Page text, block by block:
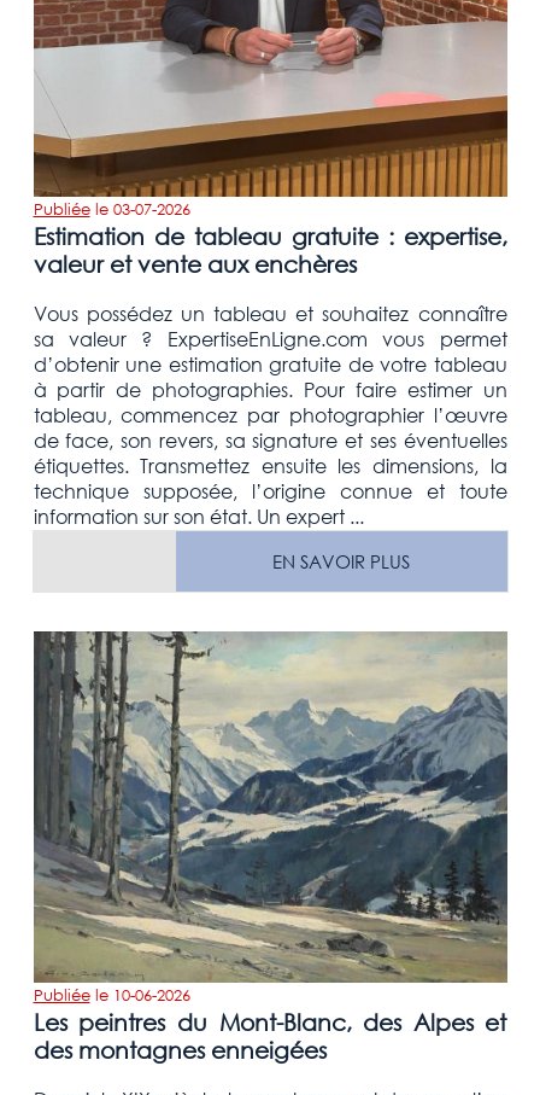
Publiéele 03-07-2026
Estimation de tableau gratuite : expertise,
valeur et vente aux enchères
Vous possédez un tableau et souhaitez connaître
sa valeur ? ExpertiseEnLigne.com vous permet
d’obtenir une estimation gratuite de votre tableau
à partir de photographies. Pour faire estimer un
tableau, commencez par photographier l’œuvre
de face, son revers, sa signature et ses éventuelles
étiquettes. Transmettez ensuite les dimensions, la
technique supposée, l’origine connue et toute
information sur son état. Un expert ...
EN SAVOIR PLUS
Publiéele 10-06-2026
Les peintres du Mont-Blanc, des Alpes et
des montagnes enneigées